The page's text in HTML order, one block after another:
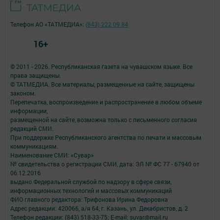
© 2011 - 2026. Республиканская газета на чувашском языке. Все
права защищены.
© ТАТМЕДИА. Все материалы, размещенные на сайте, защищены
законом.
Перепечатка, воспроизведение и распространение в любом объеме
информации,
размещенной на сайте, возможна только с письменного согласия
редакций СМИ.
При поддержке Республиканского агентства по печати и массовым
коммуникациям.
Наименование СМИ: «Сувар»
№ свидетельства о регистрации СМИ, дата: ЭЛ № ФС 77 - 67940 от
06.12.2016
выдано Федеральной службой по надзору в сфере связи,
информационных технологий и массовых коммуникаций
ФИО главного редактора: Трифонова Ирина Федоровна
Адрес редакции: 420066, а/я 64, г. Казань, ул. Декабристов, д. 2
Телефон редакции: (843) 518-33-75; E-mail: suvar@mail.ru
Телефон АО «ТАТМЕДИА»: (843) 222 09 84
16+